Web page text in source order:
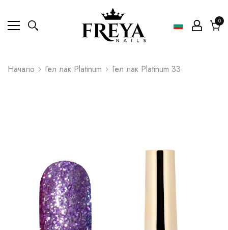
00
Начало Гел лак Platinum Гел лак Platinum 33